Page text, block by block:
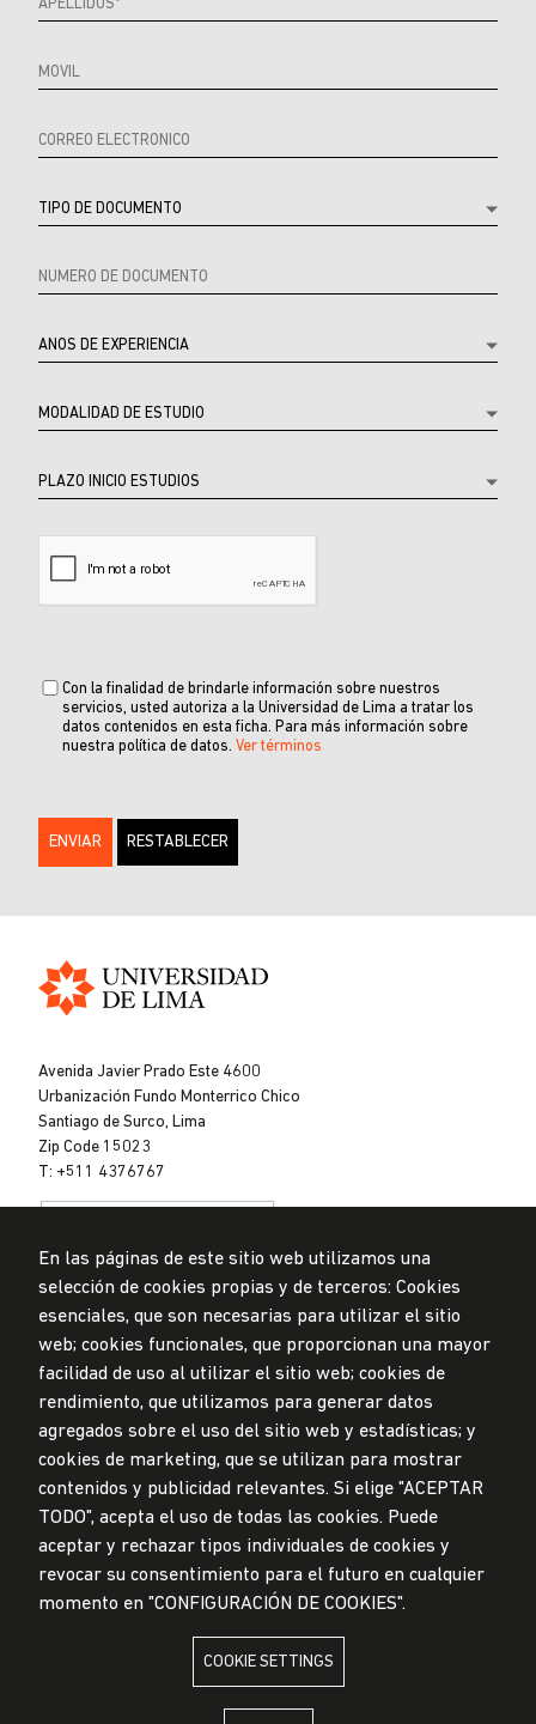
URL
Referrer
Producto
Con la finalidad de brindarle información sobre nuestros
servicios, usted autoriza a la Universidad de Lima a tratar los
datos contenidos en esta ficha. Para más información sobre
nuestra política de datos. Ver términos
de
Lima
Avenida Javier Prado Este 4600
Urbanización Fundo Monterrico Chico
Santiago de Surco, Lima
Zip Code 15023
T: +511 4376767
Data Protection Policy
Submission Office
© Universidad de Lima, 2024
All Rights Reserved
Designed by Partners
UNIVERSIDAD DE LIMA IS MEMBER OF
UNIVERSIDAD DE LIMA IS AFFILIATED WITH
En las páginas de este sitio web utilizamos una
selección de cookies propias y de terceros: Cookies
esenciales, que son necesarias para utilizar el sitio
web; cookies funcionales, que proporcionan una mayor
facilidad de uso al utilizar el sitio web; cookies de
rendimiento, que utilizamos para generar datos
agregados sobre el uso del sitio web y estadísticas; y
cookies de marketing, que se utilizan para mostrar
contenidos y publicidad relevantes. Si elige "ACEPTAR
TODO", acepta el uso de todas las cookies. Puede
aceptar y rechazar tipos individuales de cookies y
revocar su consentimiento para el futuro en cualquier
momento en "CONFIGURACIÓN DE COOKIES".
COOKIE SETTINGS